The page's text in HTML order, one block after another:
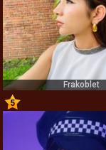
Frakoblet
5
53